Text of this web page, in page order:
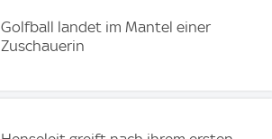
Golfball landet im Mantel einer
Zuschauerin